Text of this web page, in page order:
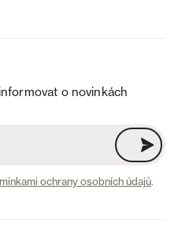
o novinkách
ochrany osobních údajů.